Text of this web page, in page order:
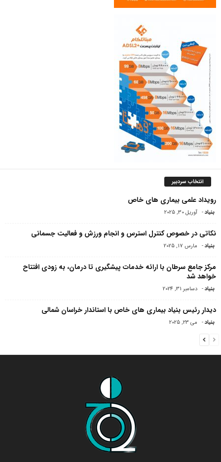
انتخاب سردبیر
رویداد علمی بیماری های خاص
بنیاد- آوریل 30, 2025
نکاتی در خصوص کنترل استرس و انجام ورزش و فعالیت جسمانی
بنیاد- مارس 17, 2025
مرکز جامع سرطان با ارائه خدمات پیشگیری تا درمان، به زودی افتتاح
خواهد شد
بنیاد- دسامبر 31, 2024
دیدار رئیس بنیاد بیماری های خاص با استاندار خراسان شمالی
بنیاد- می 23, 2025